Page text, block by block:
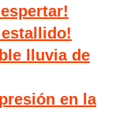
lluvia de
en la